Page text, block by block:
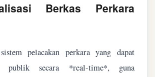
Berkas Perkara
pelacakan perkara yang dapat
publik secara *real-time*, guna